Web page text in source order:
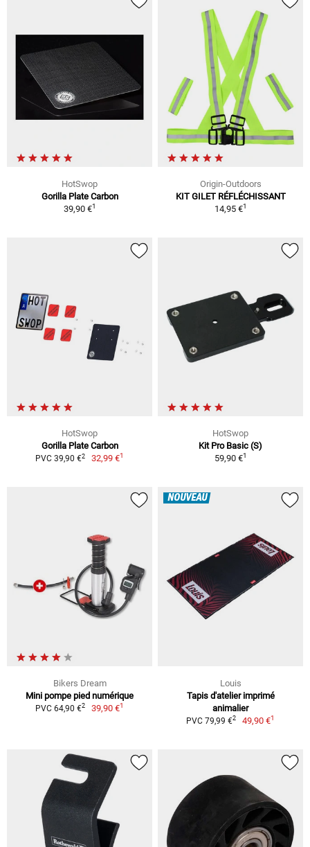
HotSwop
Gorilla Plate Carbon
39,90 €1
Origin-Outdoors
KIT GILET RÉFLÉCHISSANT
14,95 €1
HotSwop
Gorilla Plate Carbon
PVC 39,90 €2 32,99 €1
HotSwop
Kit Pro Basic (S)
59,90 €1
Bikers Dream
Mini pompe pied numérique
PVC 64,90 €2 39,90 €1
NOUVEAU
Louis
Tapis d'atelier imprimé
animalier
PVC 79,99 €2 49,90 €1